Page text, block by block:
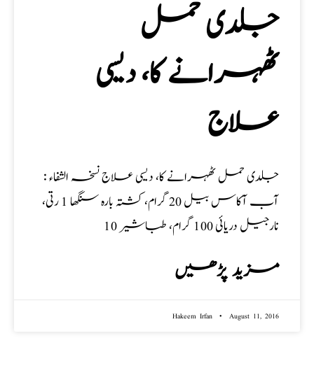
جلدی حمل
ٹھہرانے کا، دیسی
علاج
جلدی حمل ٹھہرانے کا، دیسی علاج نسخہ الشفاء :
آب آکاس بیل 20 گرام، کشتہ بارہ سنگھا 1 رتی،
نارجیل دریائی 100 گرام، طباشیر 10
مزید پڑھیں
Hakeem Irfan August 11, 2016